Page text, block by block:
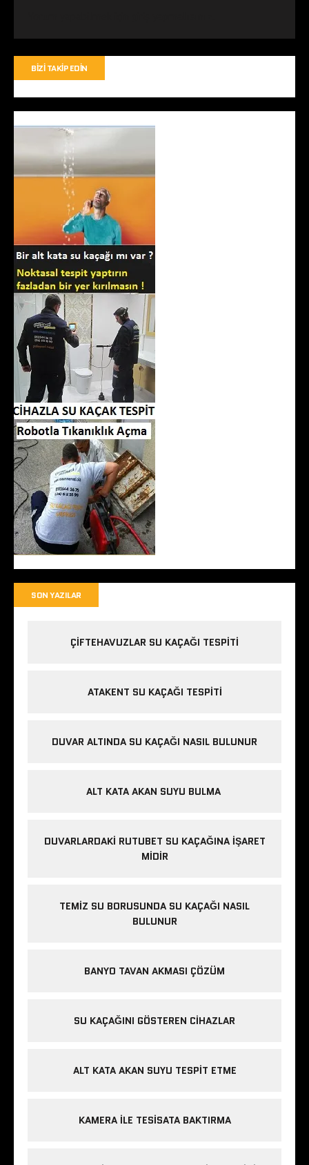
BIZI TAKIP EDIN
SON YAZILAR
ÇIFTEHAVUZLAR SU KAÇAĞI TESPITI
ATAKENT SU KAÇAĞI TESPITI
DUVAR ALTINDA SU KAÇAĞI NASIL BULUNUR
ALT KATA AKAN SUYU BULMA
DUVARLARDAKI RUTUBET SU KAÇAĞINA İŞARET
MIDIR
TEMIZ SU BORUSUNDA SU KAÇAĞI NASIL
BULUNUR
BANYO TAVAN AKMASI ÇÖZÜM
SU KAÇAĞINI GÖSTEREN CIHAZLAR
ALT KATA AKAN SUYU TESPIT ETME
KAMERA ILE TESISATA BAKTIRMA